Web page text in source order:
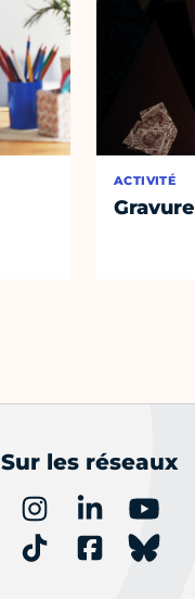
ACTIVITÉ
Gravure
Sur les réseaux